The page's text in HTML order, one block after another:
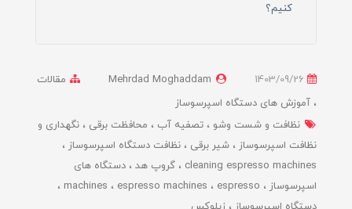
کنیم؟
Mehrdad Moghaddam
مقالات
آموزش های دستگاه اسپرسوساز
نظافت و شست وشو
تصفیه آب محافظت برقی
نگهداری و
نظافت اسپرسوساز
شیر برقی
نظافت دستگاه اسپرسوساز
cleaning espresso machines
گروپ هد
دستگاه های
اسپرسوساز
machines espresso machines
espresso